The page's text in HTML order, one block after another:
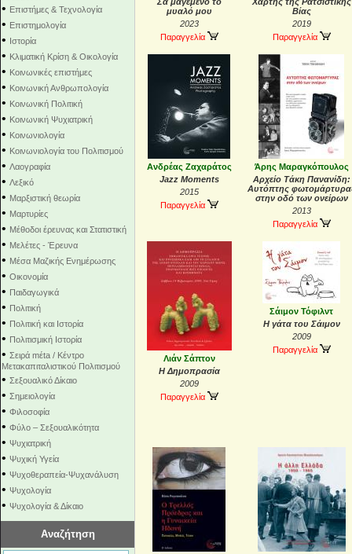
• Επιστήμες & Τεχνολογία
• Επιστημολογία
• Ιστορία
• Κλιματική Κρίση & Οικολογία
• Κοινωνικές επιστήμες
• Κοινωνική Ανθρωπολογία
• Κοινωνική Πολιτική
• Κοινωνική Ψυχιατρική
• Κοινωνιολογία
• Κοινωνιολογία του Πολιτισμού
• Λαογραφία
• Λεξικό
• Μαρξιστική θεωρία
• Μαρτυρίες
• Μέθοδοι έρευνας και Στατιστική
• Μελέτες - Έρευνα
• Μέσα Μαζικής Ενημέρωσης
• Οικονομία
• Παιδαγωγικά
• Πολιτική
• Πολιτική και Ιστορία
• Πολιτισμική Ιστορία
• Σειρά mέta / Κέντρο
Μετακαπιταλιστικού Πολιτισμού
• Σεξουαλικό Δίκαιο
• Σημειολογία
• Φιλοσοφία
• Φύλο – Σεξουαλικότητα
• Ψυχιατρική
• Ψυχική Υγεία
• Ψυχοθεραπεία-Ψυχανάλυση
• Ψυχολογία
• Ψυχολογία & Δίκαιο
Αναζήτηση
μυαλό μου
2023
Παραγγελία
Βίας
2019
Παραγγελία
Ανδρέας Ζαχαράτος
Jazz Moments
2015
Παραγγελία
Άρης Μαραγκόπουλος
Αρχείο Τάκη Πανανίδη:
Αυτόπτης
στην οδό των ονείρων
2013
Παραγγελία
Λιάν Σάπτον
Η Δημοπρασία
2009
Παραγγελία
Σάιμον Τόφιλντ
Η γάτα του Σάιμον
2009
Παραγγελία